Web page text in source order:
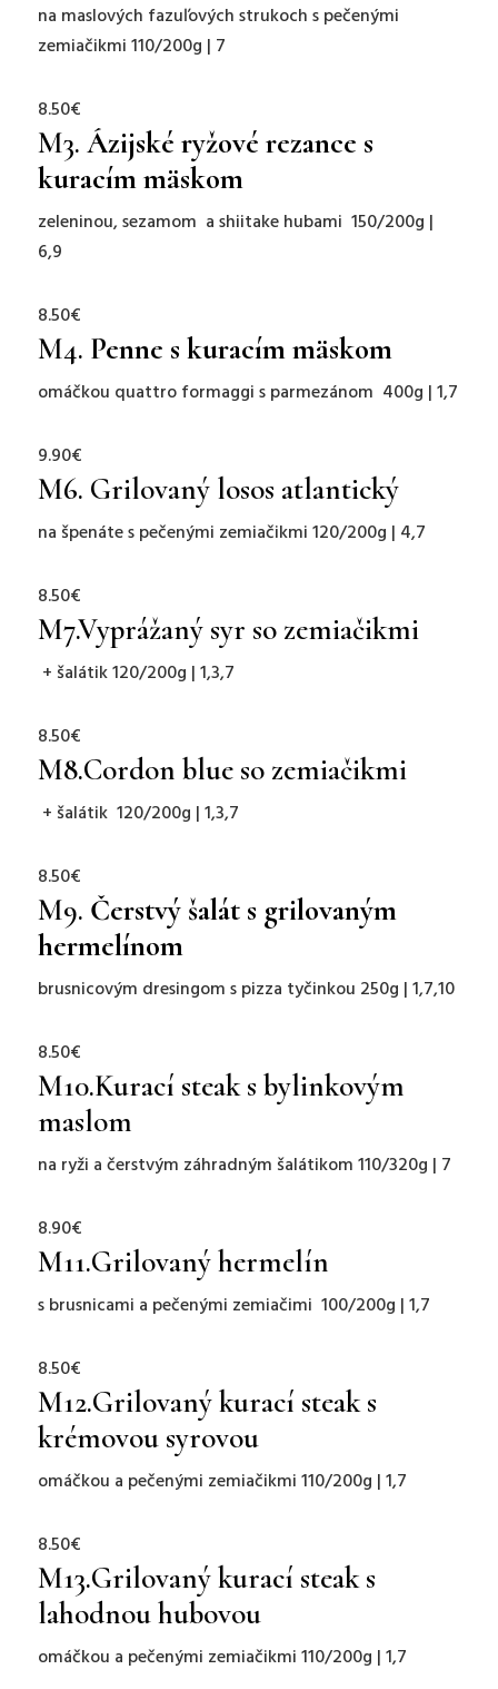
na maslových fazuľových strukoch spečenými
zemiačikmi110/200g | 7
8.50€
M3. Ázijské ryžové rezance s
kuracím mäskom
zeleninou, sezamom a shiitake hubami 150/200g |
6,9
8.50€
M4. Penne s kuracím mäskom
omáčkou quattro formaggi s parmezánom 400g | 1,7
9.90€
M6. Grilovaný losos atlantický
na špenáte s pečenými zemiačikmi 120/200g | 4,7
8.50€
M7.Vyprážaný syr so zemiačikmi
+ šalátik 120/200g | 1,3,7
8.50€
M8.Cordon blue so zemiačikmi
+ šalátik 120/200g | 1,3,7
8.50€
M9. Čerstvý šalát s grilovaným
hermelínom
brusnicovým dresingom s pizza tyčinkou 250g | 1,7,10
8.50€
M10.Kurací steak s bylinkovým
maslom
na ryži a čerstvým záhradným šalátikom 110/320g | 7
8.90€
M11.Grilovaný hermelín
s brusnicami a pečenými zemiačimi 100/200g | 1,7
8.50€
M12.Grilovaný kurací steak s
krémovou syrovou
omáčkou a pečenými zemiačikmi110/200g | 1,7
8.50€
M13.Grilovaný kurací steak s
lahodnou hubovou
omáčkou a pečenými zemiačikmi110/200g | 1,7